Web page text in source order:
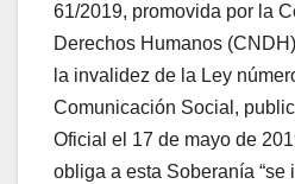
61/2019, promovida por la
Derechos Humanos
la invalidez de la Ley
Comunicación Social,
Oficial el 17 de mayo de
obliga a esta Soberanía “se